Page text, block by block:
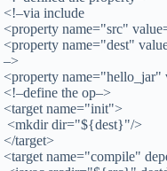
<!–via include
<property name="src"
<property name="dest"
–>
<property
<!–define the op–>
<target name="init">
<mkdir dir="${dest}"/>
</target>
<target name="compile"